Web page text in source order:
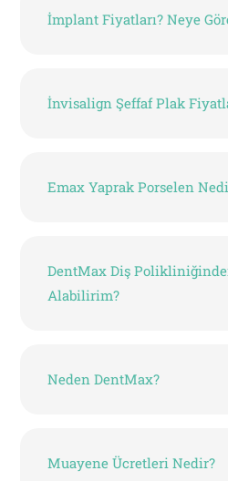
İmplant Fiyatları? Neye
İnvisalign Şeffaf Plak
Emax Yaprak Porselen
DentMax Diş
Alabilirim?
Neden DentMax?
Muayene Ücretleri Nedir?